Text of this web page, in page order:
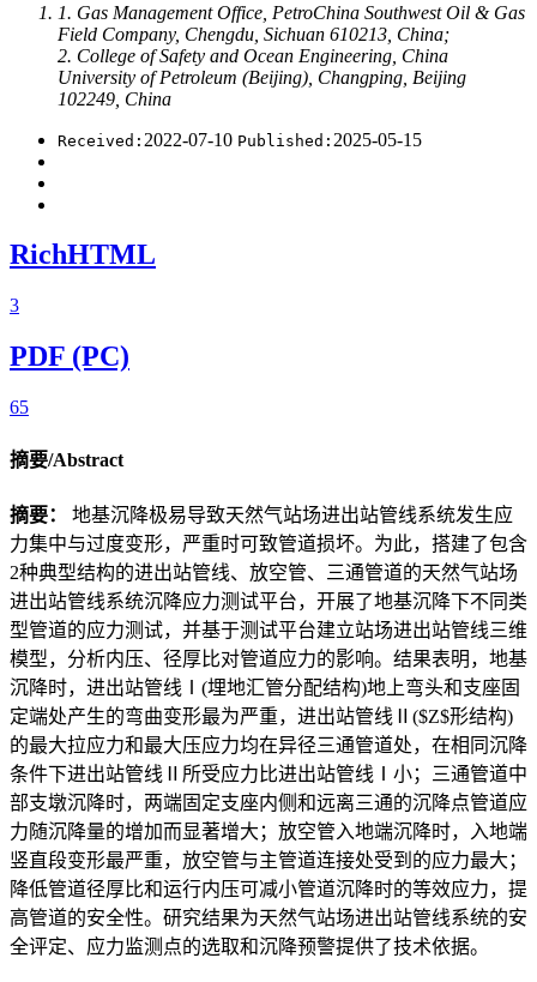
1. Gas Management Office, PetroChina Southwest Oil & Gas
Field Company, Chengdu, Sichuan 610213, China;
2. College of Safety and Ocean Engineering, China
University of Petroleum (Beijing), Changping, Beijing
102249, China
Received: 2022-07-10 Published: 2025-05-15
RichHTML
3
PDF (PC)
65
摘要/Abstract
摘要： 地基沉降极易导致天然气站场进出站管线系统发生应
力集中与过度变形，严重时可致管道损坏。为此，搭建了包含
2种典型结构的进出站管线、放空管、三通管道的天然气站场
进出站管线系统沉降应力测试平台，开展了地基沉降下不同类
型管道的应力测试，并基于测试平台建立站场进出站管线三维
模型，分析内压、径厚比对管道应力的影响。结果表明，地基
沉降时，进出站管线Ⅰ(埋地汇管分配结构)地上弯头和支座固
定端处产生的弯曲变形最为严重，进出站管线Ⅱ($Z$形结构)
的最大拉应力和最大压应力均在异径三通管道处，在相同沉降
条件下进出站管线Ⅱ所受应力比进出站管线Ⅰ小；三通管道中
部支墩沉降时，两端固定支座内侧和远离三通的沉降点管道应
力随沉降量的增加而显著增大；放空管入地端沉降时，入地端
竖直段变形最严重，放空管与主管道连接处受到的应力最大；
降低管道径厚比和运行内压可减小管道沉降时的等效应力，提
高管道的安全性。研究结果为天然气站场进出站管线系统的安
全评定、应力监测点的选取和沉降预警提供了技术依据。